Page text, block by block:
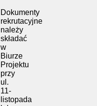
Dokumenty
rekrutacyjne
należy
składać
w
Biurze
Projektu
przy
ul.
11-
listopada